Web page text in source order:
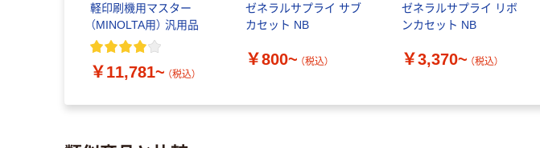
軽印刷機用マスター
（MINOLTA用） 汎用品
￥11,781~ （税込）
ゼネラルサプライ サブ
カセット NB
￥800~ （税込）
ゼネラルサプライ リボ
ンカセット NB
￥3,370~ （税込）